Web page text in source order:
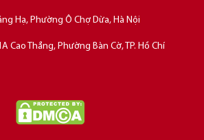
Hạ, Phường Ô Chợ Dừa, Hà Nội
Cao Thắng, Phường Bàn Cờ, TP. Hồ Chí